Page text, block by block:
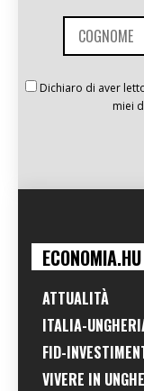
Dichiaro di aver
miei
ECONOMIA.HU
ATTUALITÀ
ITALIA-
FID-
VIVERE IN